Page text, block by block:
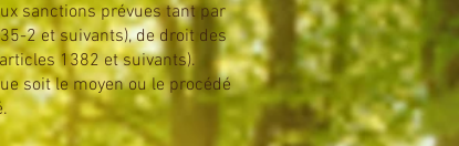
sanctions prévues tant par
2 et suivants), de droit des
1382 et suivants).
soit le moyen ou le procédé